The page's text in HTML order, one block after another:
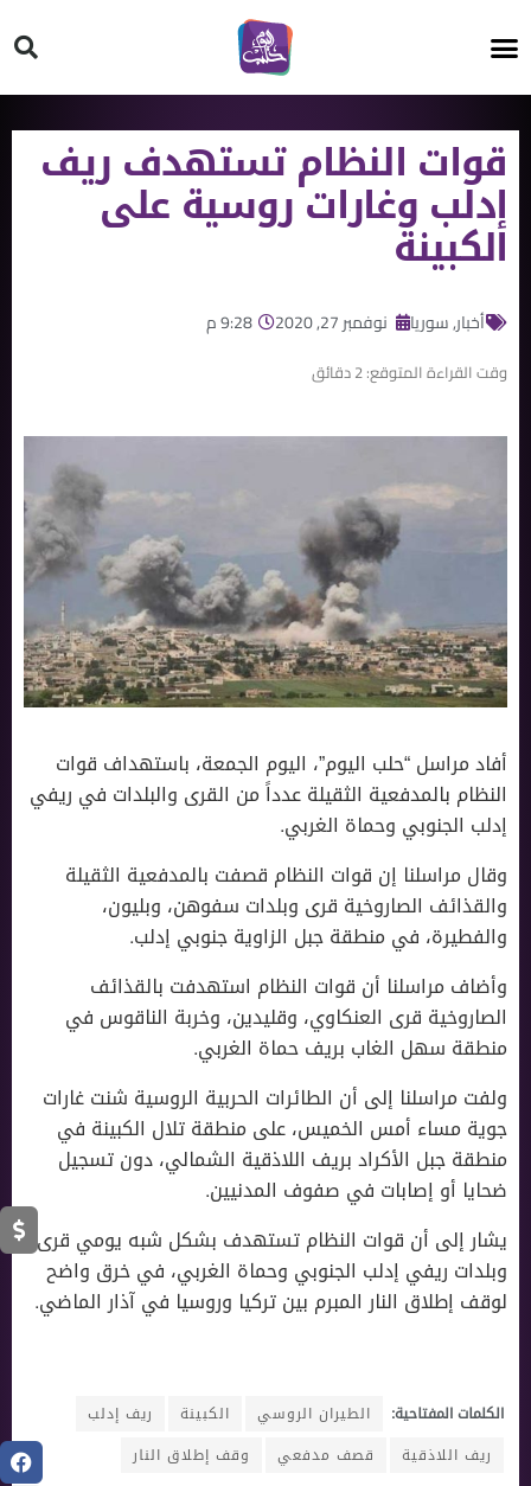
قوات النظام تستهدف ريف
إدلب وغارات روسية على
الكبينة
أخبار,سوريا نوفمبر 27, 2020 9:28 م
وقت القراءة المتوقع:2دقائق
أفاد مراسل “حلب اليوم”، اليوم الجمعة، باستهداف قوات
النظام بالمدفعية الثقيلة عدداً من القرى والبلدات في ريفي
إدلب الجنوبي وحماة الغربي.
وقال مراسلنا إن قوات النظام قصفت بالمدفعية الثقيلة
والقذائف الصاروخية قرى وبلدات سفوهن، وبليون،
والفطيرة، في منطقة جبل الزاوية جنوبي إدلب.
وأضاف مراسلنا أن قوات النظام استهدفت بالقذائف
الصاروخية قرى العنكاوي، وقليدين، وخربة الناقوس في
منطقة سهل الغاب بريف حماة الغربي.
ولفت مراسلنا إلى أن الطائرات الحربية الروسية شنت غارات
جوية مساء أمس الخميس، على منطقة تلال الكبينة في
منطقة جبل الأكراد بريف اللاذقية الشمالي، دون تسجيل
ضحايا أو إصابات في صفوف المدنيين.
يشار إلى أن قوات النظام تستهدف بشكل شبه يومي قرى
وبلدات ريفي إدلب الجنوبي وحماة الغربي، في خرق واضح
لوقف إطلاق النار المبرم بين تركيا وروسيا في آذار الماضي.
الكلمات المفتاحية: الطيران الروسي الكبينة
ريف إدلب
ريف اللاذقية
قصف مدفعي وقف إطلاق النار